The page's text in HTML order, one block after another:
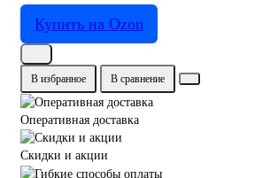
Купить на Ozon
В избранное В сравнение
Оперативная доставка
Скидки и акции